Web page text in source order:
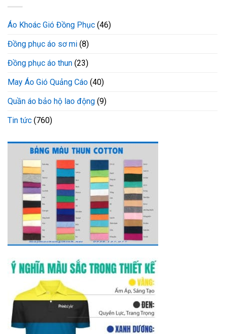
Áo Khoác Gió Đồng Phục (46)
Đồng phục áo sơ mi (8)
Đồng phục áo thun (23)
May Áo Gió Quảng Cáo (40)
Quần áo bảo hộ lao động (9)
Tin tức (760)